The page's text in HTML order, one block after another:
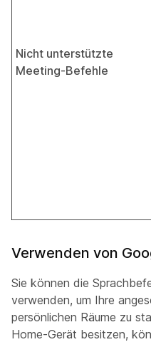
Nicht unterstützte
Meeting-Befehle
Verwenden von
Sie können die
verwenden, um Ihre
persönlichen Räume zu
Home-Gerät besitzen,